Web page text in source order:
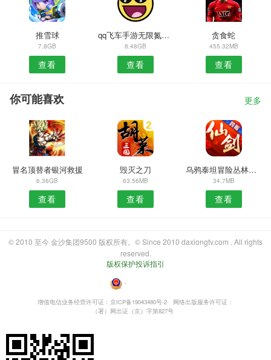
推雪球
7.8GB
查看
qq飞车手游无限氮气无限喷
8.48GB
查看
贪食蛇
455.32MB
查看
你可能喜欢 更多
冒名顶替者银河救援
6.36GB
查看
毁灭之刀
63.56MB
查看
乌鸦泰坦冒险丛林世界
34.7MB
查看
© 2010 至今 金沙集团9500 版权所有。© Since 2010 daxiongtv.com . All rights
reserved.
版权保护投诉指引
・
增值电信业务经营许可证：京ICP备19043480号-2
网络出版服务许可证：
（署）网出证（京）字第827号